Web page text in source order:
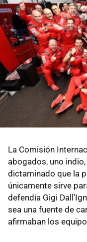
La Comisión
abogados, uno
dictaminado que la
únicamente sirve
defendía Gigi
sea una fuente de
afirmaban los